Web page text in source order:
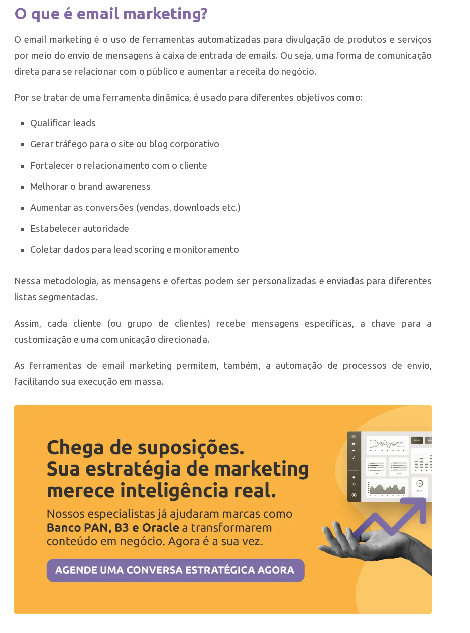
O que é email marketing?
O email marketing é o uso de ferramentas automatizadas para divulgação de produtos e serviços
por meio do envio de mensagens à caixa de entrada de emails. Ou seja, uma forma de comunicação
direta para se relacionar com o público e aumentar a receita do negócio.
Por se tratar de uma ferramenta dinâmica, é usado para diferentes objetivos como:
Qualificar leads
Gerar tráfego para o site ou blog corporativo
Fortalecer o relacionamento com o cliente
Melhorar o brand awareness
Aumentar as conversões (vendas, downloads etc.)
Estabelecer autoridade
Coletar dados para lead scoring e monitoramento
Nessa metodologia, as mensagens e ofertas podem ser personalizadas e enviadas para diferentes
listas segmentadas.
Assim, cada cliente (ou grupo de clientes) recebe mensagens específicas, a chave para a
customização e uma comunicação direcionada.
As ferramentas de email marketing permitem, também, a automação de processos de envio,
facilitando sua execução em massa.